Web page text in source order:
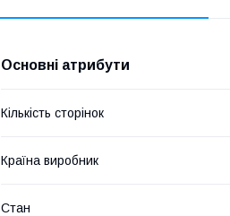
Основні атрибути
Кількість сторінок
Країна виробник
Стан